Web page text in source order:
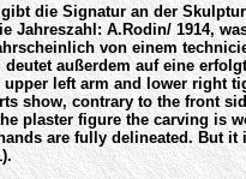
die Signatur an der
Jahreszahl: A.Rodin/ 1914,
von einem
deutet außerdem auf eine
upper left arm and lower right
show, contrary to the front
plaster figure the carving is
are fully delineated. But